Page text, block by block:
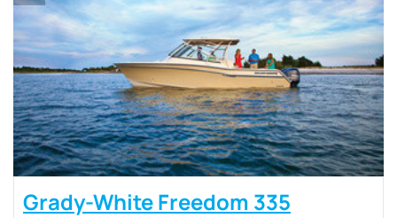
Grady-White Freedom 335